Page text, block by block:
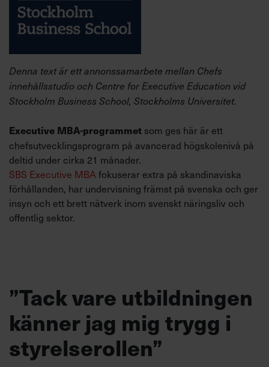
Denna text är ett annonssamarbete mellan Chefs
innehållsstudio och Centre for Executive Education vid
Stockholm Business School, Stockholms Universitet.
Executive MBA-programmet som ges här är ett
chefsutvecklingsprogram på avancerad högskolenivå på
deltid under cirka 21 månader.
SBS Executive MBAfokuserar extra på skandinaviska
förhållanden, har undervisning främst på svenska och ger
insyn och ett brett nätverk inom svenskt näringsliv och
offentlig sektor.
”Tack vare utbildningen
känner jag mig trygg i
styrelserollen”